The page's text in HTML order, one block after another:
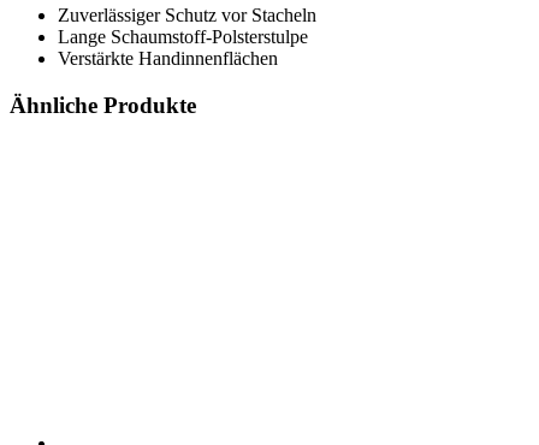
Zuverlässiger Schutz vor Stacheln
Lange Schaumstoff-Polsterstulpe
Verstärkte Handinnenflächen
Ähnliche Produkte